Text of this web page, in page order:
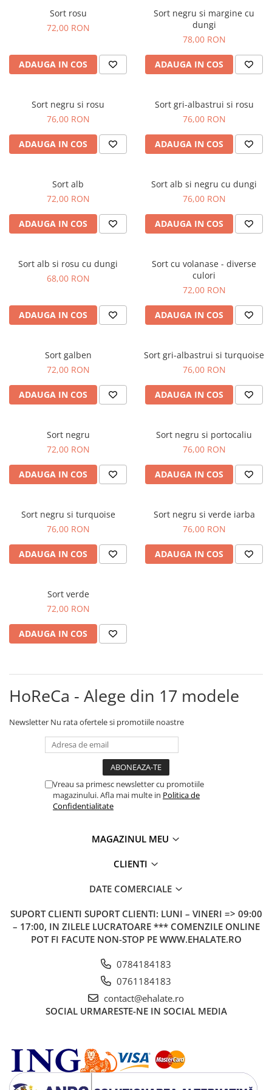
Sort rosu
72,00 RON
ADAUGA IN COS
Sort negru si margine cu
dungi
78,00 RON
ADAUGA IN COS
Sort negru si rosu
76,00 RON
ADAUGA IN COS
Sort gri-albastrui si rosu
76,00 RON
ADAUGA IN COS
Sort alb
72,00 RON
ADAUGA IN COS
Sort alb si negru cu dungi
76,00 RON
ADAUGA IN COS
Sort alb si rosu cu dungi
68,00 RON
ADAUGA IN COS
Sort cu volanase - diverse
culori
72,00 RON
ADAUGA IN COS
Sort galben
72,00 RON
ADAUGA IN COS
Sort gri-albastrui si turquoise
76,00 RON
ADAUGA IN COS
Sort negru
72,00 RON
ADAUGA IN COS
Sort negru si portocaliu
76,00 RON
ADAUGA IN COS
Sort negru si turquoise
76,00 RON
ADAUGA IN COS
Sort negru si verde iarba
76,00 RON
ADAUGA IN COS
Sort verde
72,00 RON
ADAUGA IN COS
HoReCa - Alege din 17 modele
Newsletter Nu rata ofertele si promotiile noastre
Vreau sa primesc newsletter cu promotiile
magazinului. Afla mai multe in Politica de
Confidentialitate
MAGAZINUL MEU
CLIENTI
DATE COMERCIALE
SUPORT CLIENTI SUPORT CLIENTI: LUNI – VINERI => 09:00
– 17:00, IN ZILELE LUCRATOARE *** COMENZILE ONLINE
POT FI FACUTE NON-STOP PE WWW.EHALATE.RO
0784184183
0761184183
contact@ehalate.ro
SOCIAL URMARESTE-NE IN SOCIAL MEDIA